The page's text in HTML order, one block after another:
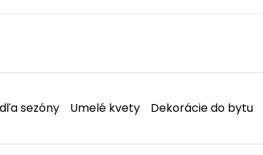
sezóny Umelé kvety Dekorácie do bytu